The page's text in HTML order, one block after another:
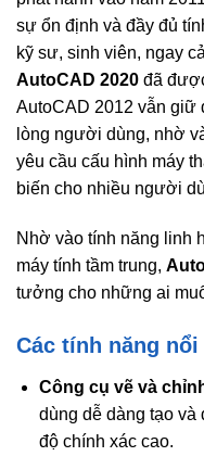
sự ổn định và đầy đủ
kỹ sư, sinh viên, ngay
AutoCAD 2020 đã
AutoCAD 2012 vẫn giữ
lòng người dùng, nhờ
yêu cầu cấu hình máy
biến cho nhiều người
Nhờ vào tính năng linh
máy tính tầm trung,
tưởng cho những ai
Các tính năng nổi
Công cụ vẽ và
dùng dễ dàng tạo và
độ chính xác cao.